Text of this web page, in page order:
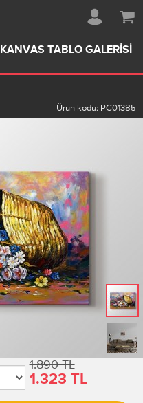
KANVAS TABLO GALERISI
Ürün kodu: PC01385
1.890 TL
1.323 TL